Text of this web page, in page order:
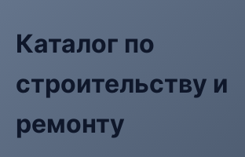
Каталог по
строительству и
ремонту